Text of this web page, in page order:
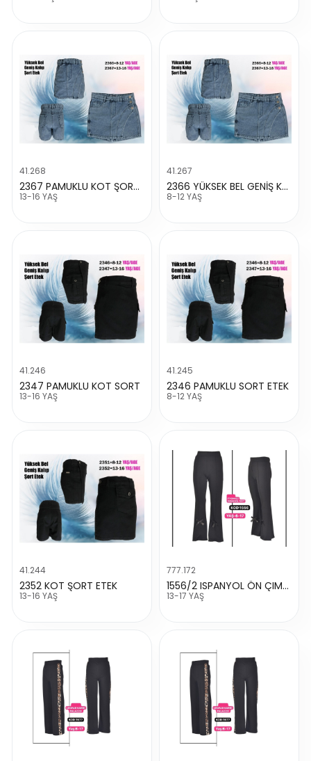
41.268
2367 PAMUKLU KOT ŞORT ETEK
13-16 YAŞ
41.267
2366 YÜKSEK BEL GENİŞ KALIP ŞORT ETEK
8-12 YAŞ
41.246
2347 PAMUKLU KOT SORT
13-16 YAŞ
41.245
2346 PAMUKLU SORT ETEK
8-12 YAŞ
41.244
2352 KOT ŞORT ETEK
13-16 YAŞ
777.172
1556/2 ISPANYOL ÖN ÇIMA KURDALELİ TAYT
13-17 YAŞ